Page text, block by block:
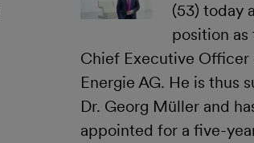
(53) today
position
Chief Executive Officer
Energie AG. He is thus
Dr. Georg Müller and
appointed for a five-